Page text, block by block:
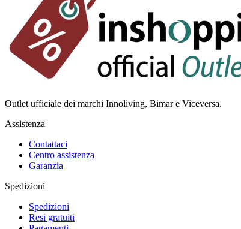
Outlet ufficiale dei marchi Innoliving, Bimar e Viceversa.
Assistenza
Contattaci
Centro assistenza
Garanzia
Spedizioni
Spedizioni
Resi gratuiti